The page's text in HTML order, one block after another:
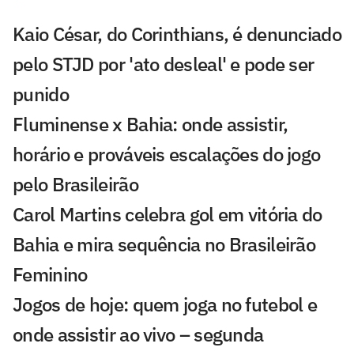
Kaio César, do Corinthians, é denunciado
pelo STJD por 'ato desleal' e pode ser
punido
Fluminense x Bahia: onde assistir,
horário e prováveis escalações do jogo
pelo Brasileirão
Carol Martins celebra gol em vitória do
Bahia e mira sequência no Brasileirão
Feminino
Jogos de hoje: quem joga no futebol e
onde assistir ao vivo – segunda